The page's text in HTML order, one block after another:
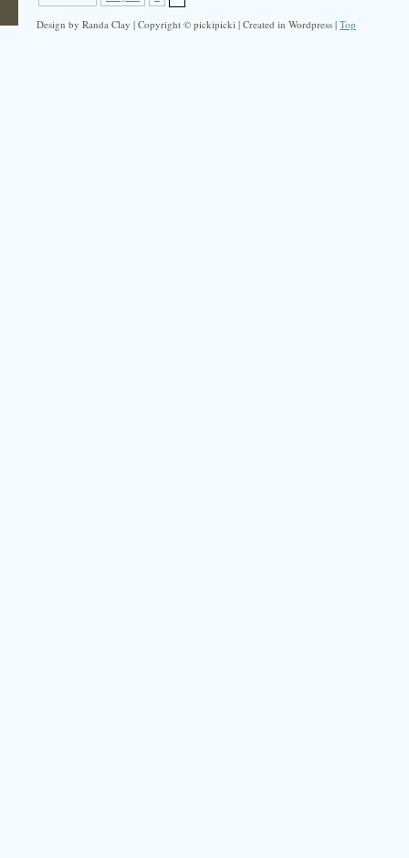
Design by Randa Clay | Copyright © pickipicki | Created in Wordpress | Top